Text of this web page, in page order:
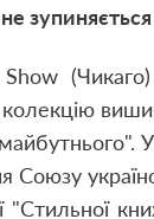
Союзу
"Стильної